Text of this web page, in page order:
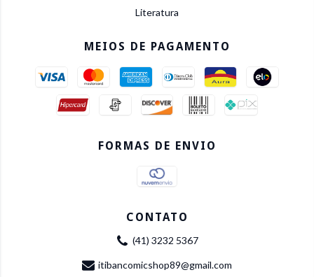
Literatura
MEIOS DE PAGAMENTO
FORMAS DE ENVIO
CONTATO
(41) 3232 5367
itibancomicshop89@gmail.com